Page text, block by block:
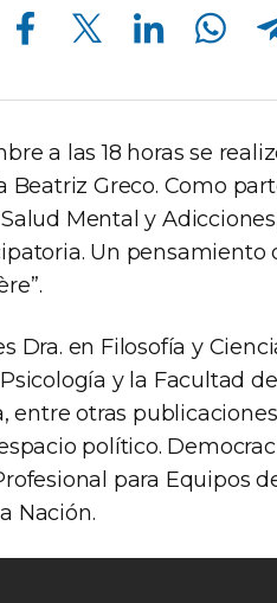
Compartir en Facebook Compartir en Twitter Compartir en Linkedin Compartir en Whatsapp
a las 18 horas se
Beatriz Greco. Como
Mental y
Un pensamiento
Dra. en Filosofía y
y la Facultad
entre otras
político.
para Equipos
Nación.